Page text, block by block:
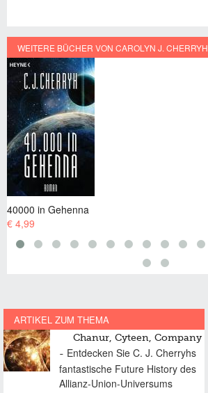
WEITERE BÜCHER VON CAROLYN J. CHERRYH
ARTIKEL ZUM THEMA
Chanur, Cyteen, Company
Entdecken Sie C. J. Cherryhs
fantastische Future History des
Allianz-Union-Universums